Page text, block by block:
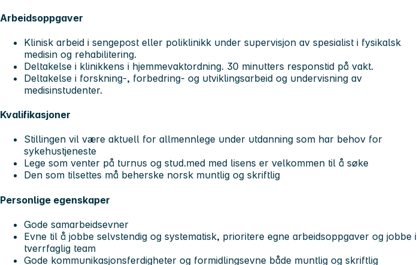
Arbeidsoppgaver
Klinisk arbeid i sengepost eller poliklinikk under supervisjon av spesialist i fysikalsk
medisin og rehabilitering.
Deltakelse i klinikkens i hjemmevaktordning. 30 minutters responstid på vakt.
Deltakelse i forskning-, forbedring- og utviklingsarbeid og undervisning av
medisinstudenter.
Kvalifikasjoner
Stillingen vil være aktuell for allmennlege under utdanning som har behov for
sykehustjeneste
Lege som venter på turnus og stud.med med lisens er velkommen til å søke
Den som tilsettes må beherske norsk muntlig og skriftlig
Personlige egenskaper
Gode samarbeidsevner
Evne til å jobbe selvstendig og systematisk, prioritere egne arbeidsoppgaver og jobbe i
tverrfaglig team
Gode kommunikasjonsferdigheter og formidlingsevne både muntlig og skriftlig